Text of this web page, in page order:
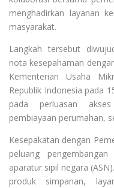
menghadirkan layanan
masyarakat.
Langkah tersebut
nota kesepahaman
Kementerian Usaha
Republik Indonesia pada
pada perluasan
pembiayaan perumahan,
Kesepakatan dengan
peluang
aparatur sipil negara
produk simpanan,